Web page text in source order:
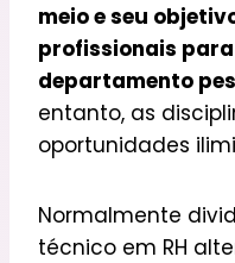
meio e seu
profissionais
departamento
entanto, as
oportunidades
Normalmente
técnico em RH